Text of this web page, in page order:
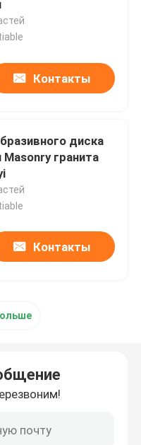
Контакты
диска
Masonry гранита
Контакты